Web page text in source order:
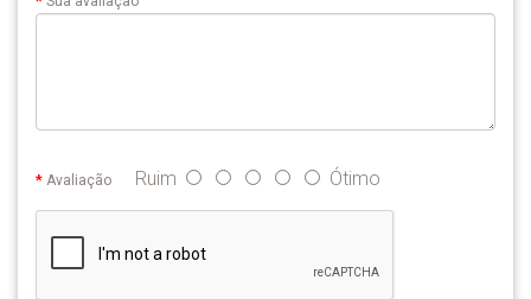
Avaliação Ruim Ótimo